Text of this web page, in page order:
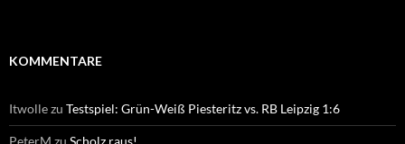
KOMMENTARE
Itwollezu Testspiel: Grün-Weiß Piesteritz vs. RB Leipzig 1:6